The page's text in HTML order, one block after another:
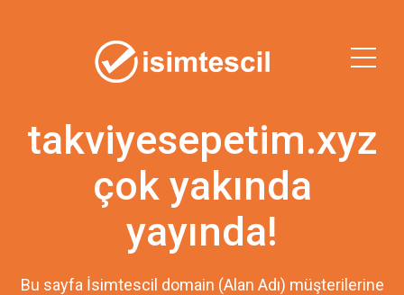
takviyesepetim.xyz
çok yakında
yayında!
Bu sayfa İsimtescil domain (Alan Adı) müşterilerine